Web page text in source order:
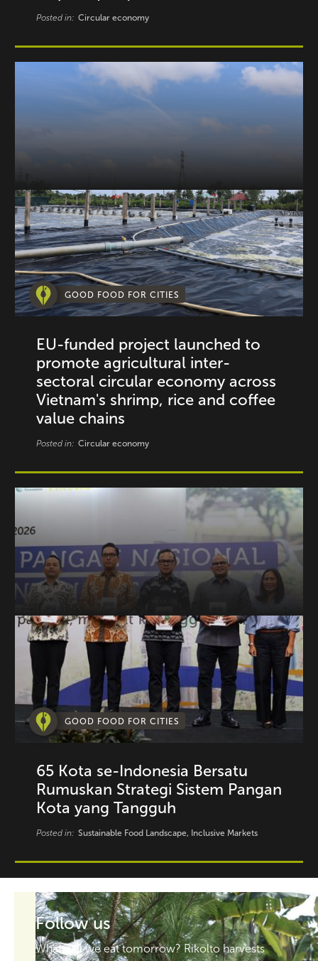
Posted in: Circular economy
GOOD FOOD FOR CITIES
EU-funded project launched to
promote agricultural inter-
sectoral circular economy across
Vietnam's shrimp, rice and coffee
value chains
Posted in: Circular economy
GOOD FOOD FOR CITIES
65 Kota se-Indonesia Bersatu
Rumuskan Strategi Sistem Pangan
Kota yang Tangguh
Posted in: Sustainable Food Landscape, Inclusive Markets
Follow us
What will we eat tomorrow? Rikolto harvests